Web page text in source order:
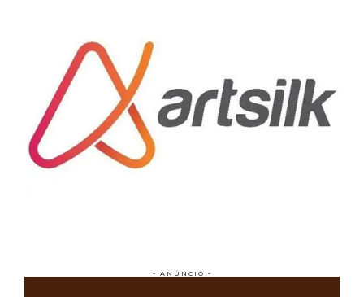
- ANÚNCIO -